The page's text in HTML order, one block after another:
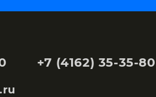
+7 (4162) 35-35-80